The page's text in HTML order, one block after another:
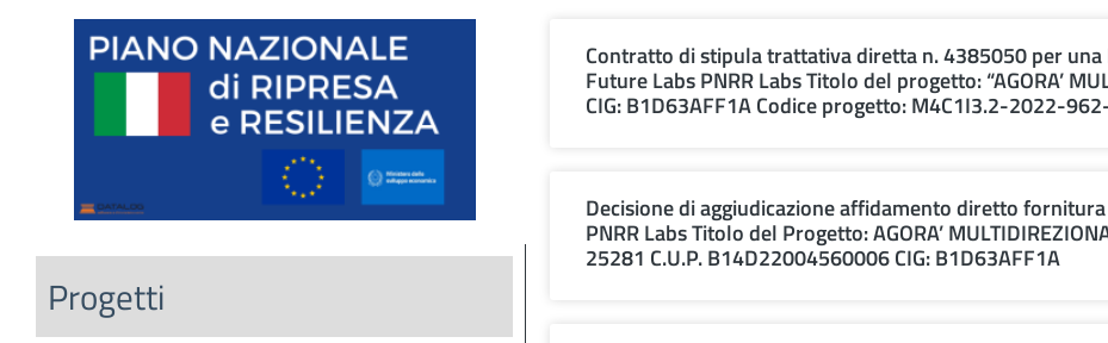
Progetti
Contratto di stipula trattativa diretta n. 4385050 per
Future Labs PNRR Labs Titolo del progetto: “AGORA’
CIG: B1D63AFF1A Codice progetto: M4C1I3.2-2022-
Decisione di aggiudicazione affidamento diretto
PNRR Labs Titolo del Progetto: AGORA’
25281 C.U.P. B14D22004560006 CIG: B1D63AFF1A